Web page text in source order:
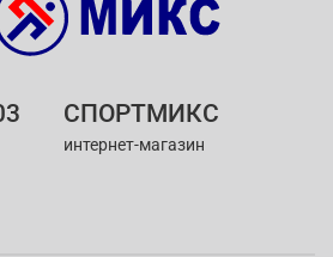
СПОРТМИКС
интернет-магазин